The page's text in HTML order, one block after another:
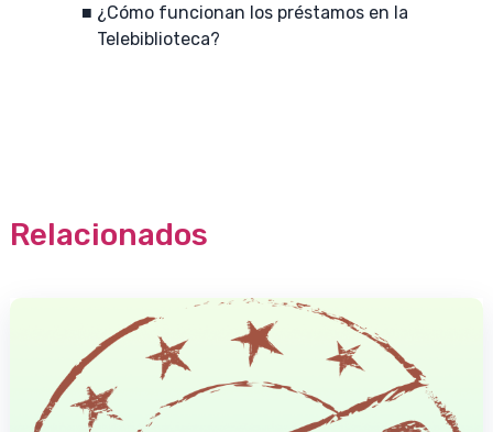
¿Cómo funcionan los préstamos en la
Telebiblioteca?
Relacionados